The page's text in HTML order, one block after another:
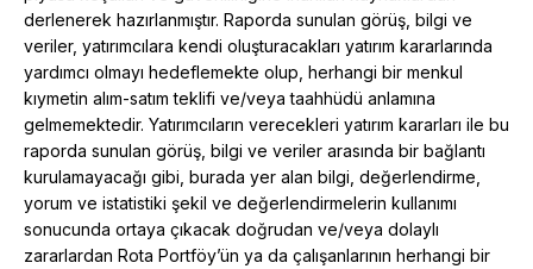
derlenerek hazırlanmıştır. Raporda sunulan görüş, bilgi ve
veriler, yatırımcılara kendi oluşturacakları yatırım kararlarında
yardımcı olmayı hedeflemekte olup, herhangi bir menkul
kıymetin alım-satım teklifi ve/veya taahhüdü anlamına
gelmemektedir. Yatırımcıların verecekleri yatırım kararları ile bu
raporda sunulan görüş, bilgi ve veriler arasında bir bağlantı
kurulamayacağı gibi, burada yer alan bilgi, değerlendirme,
yorum ve istatistiki şekil ve değerlendirmelerin kullanımı
sonucunda ortaya çıkacak doğrudan ve/veya dolaylı
zararlardan Rota Portföy’ün ya da çalışanlarının herhangi bir